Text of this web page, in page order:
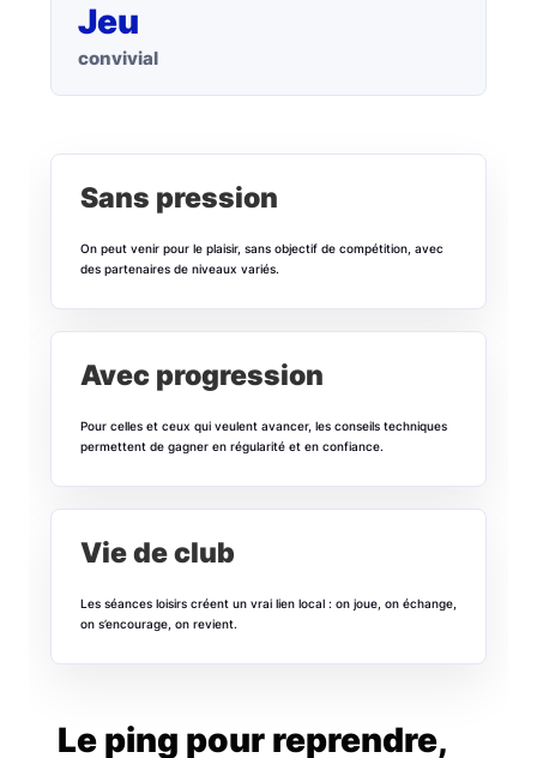
Jeu
convivial
Sans pression
On peut venir pour le plaisir, sans objectif de compétition, avec
des partenaires de niveaux variés.
Avec progression
Pour celles et ceux qui veulent avancer, les conseils techniques
permettent de gagner en régularité et en confiance.
Vie de club
Les séances loisirs créent un vrai lien local : on joue, on échange,
on s’encourage, on revient.
Le ping pour reprendre,